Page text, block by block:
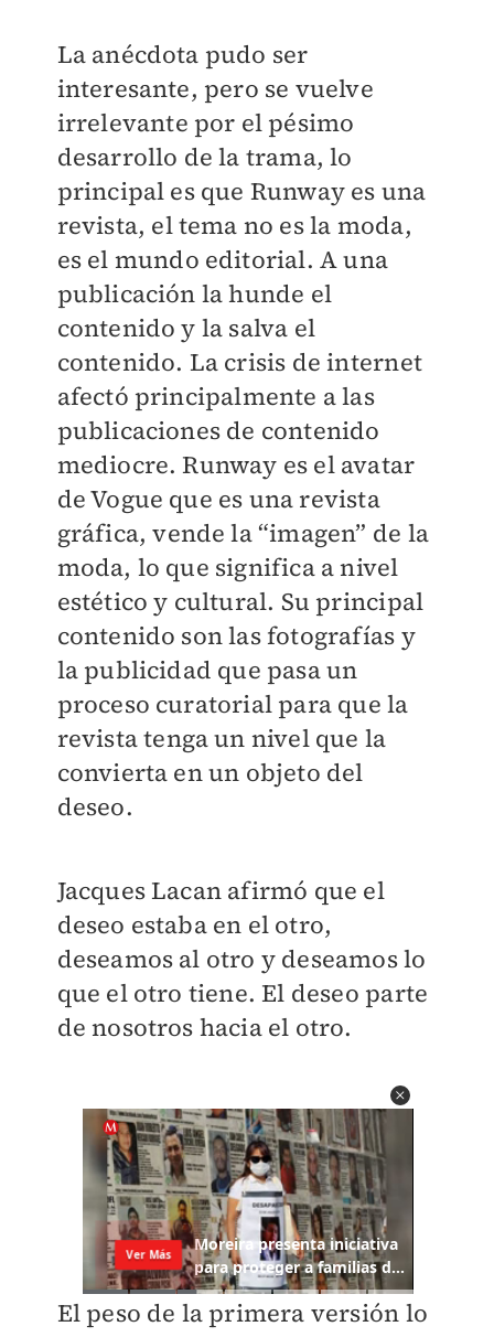
La anécdota pudo ser
interesante, pero se vuelve
irrelevante por el pésimo
desarrollo de la trama, lo
principal es que Runway es una
revista, el tema no es la moda,
es el mundo editorial. A una
publicación la hunde el
contenido y la salva el
contenido. La crisis de internet
afectó principalmente a las
publicaciones de contenido
mediocre. Runway es el avatar
de Vogue que es una revista
gráfica, vende la “imagen” de la
moda, lo que significa a nivel
estético y cultural. Su principal
contenido son las fotografías y
la publicidad que pasa un
proceso curatorial para que la
revista tenga un nivel que la
convierta en un objeto del
deseo.
Jacques Lacan afirmó que el
deseo estaba en el otro,
deseamos al otro y deseamos lo
que el otro tiene. El deseo parte
de nosotros hacia el otro.
El peso de la primera versión lo